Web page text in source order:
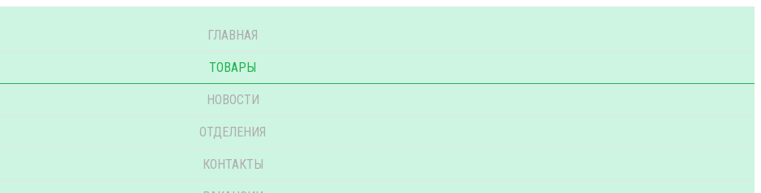
ГЛАВНАЯ
ТОВАРЫ
НОВОСТИ
ОТДЕЛЕНИЯ
КОНТАКТЫ